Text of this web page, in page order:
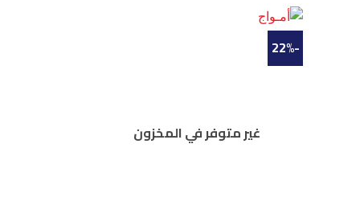
-22%
غير متوفر في المخزون